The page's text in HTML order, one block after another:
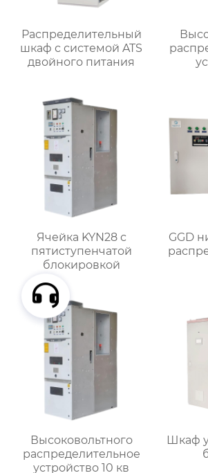
Распределительный
шкаф с системой ATS
двойного питания
Ячейка KYN28 с
пятиступенчатой
блокировкой
GGD
Высоковольтного
распределительное
устройство 10 кв
Шкаф